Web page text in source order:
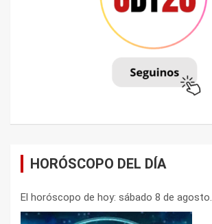
HORÓSCOPO DEL DÍA
El horóscopo de hoy: sábado 8 de agosto.